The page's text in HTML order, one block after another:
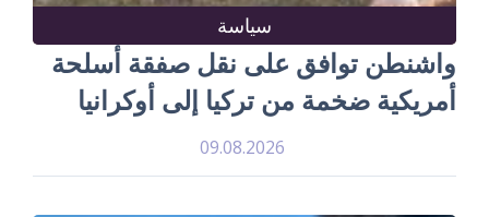
سياسة
واشنطن توافق على نقل صفقة أسلحة
أمريكية ضخمة من تركيا إلى أوكرانيا
09.08.2026